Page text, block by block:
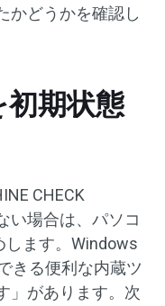
かどうかを確認し
初期状態
CHECK
い場合は、パソコ
します。Windows
きる便利な内蔵ツ
」があります。次